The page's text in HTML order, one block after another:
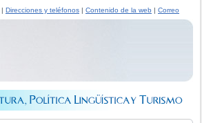
| Direcciones y teléfonos | Contenido de la web | Correo